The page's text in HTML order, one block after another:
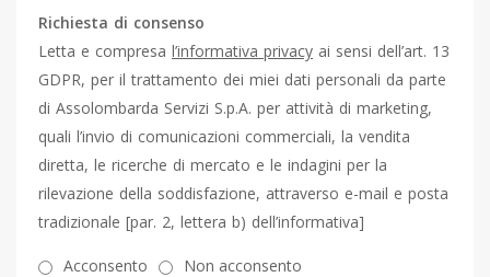
Richiesta di consenso
Letta e compresa l’informativa privacy ai sensi dell’art. 13
GDPR, per il trattamento dei miei dati personali da parte
di Assolombarda Servizi S.p.A. per attività di marketing,
quali l’invio di comunicazioni commerciali, la vendita
diretta, le ricerche di mercato e le indagini per la
rilevazione della soddisfazione, attraverso e-mail e posta
tradizionale [par. 2, lettera b) dell’informativa]
Acconsento Non acconsento